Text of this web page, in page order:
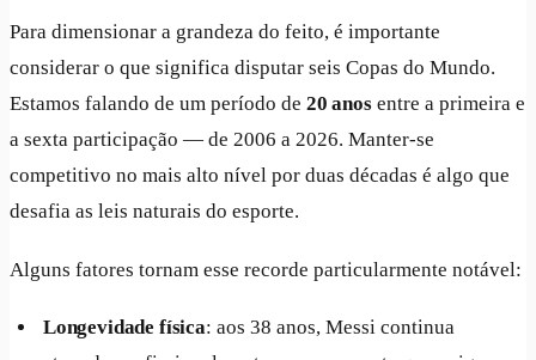
Para dimensionar a grandeza do feito, é importante
considerar o que significa disputar seis Copas do Mundo.
Estamos falando de um período de 20 anosentre a primeira e
a sexta participação — de 2006 a 2026. Manter-se
competitivo no mais alto nível por duas décadas é algo que
desafia as leis naturais do esporte.
Alguns fatores tornam esse recorde particularmente notável:
Longevidade física: aos 38 anos, Messi continua